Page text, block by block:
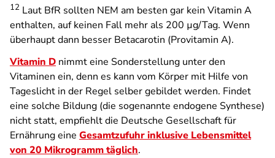
12 Laut BfR sollten NEM am besten gar kein Vitamin A
enthalten, auf keinen Fall mehr als 200 µg/Tag. Wenn
überhaupt dann besser Betacarotin (Provitamin A).
Vitamin D nimmt eine Sonderstellung unter den
Vitaminen ein, denn es kann vom Körper mit Hilfe von
Tageslicht in der Regel selber gebildet werden. Findet
eine solche Bildung (die sogenannte endogene Synthese)
nicht statt, empfiehlt die Deutsche Gesellschaft für
Ernährung eine Gesamtzufuhr inklusive Lebensmittel
von 20 Mikrogramm täglich.